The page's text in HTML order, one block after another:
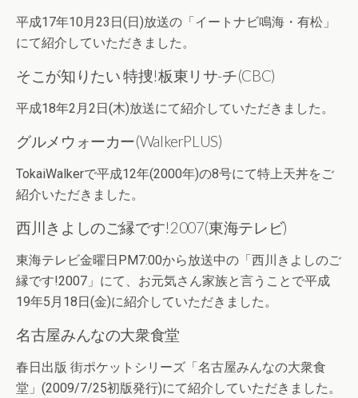
平成17年10月23日(日)放送の「イートナビ鳴海・有松」
にて紹介していただきました。
そこが知りたい 特捜!板東リサ-チ(CBC)
平成18年2月2日(木)放送にて紹介していただきました。
グルメウォーカー(WalkerPLUS)
TokaiWalkerで平成12年(2000年)の8号にて特上天丼をご
紹介いただきました。
西川きよしのご縁です!2007(東海テレビ)
東海テレビ金曜日PM7:00から放送中の「西川きよしのご
縁です!2007」にて、お元気さん家族と言うことで平成
19年5月18日(金)に紹介していただきました。
名古屋みんなの大衆食堂
春日出版 街ポケットシリーズ「名古屋みんなの大衆食
堂」(2009/7/25初版発行)にて紹介していただきました。